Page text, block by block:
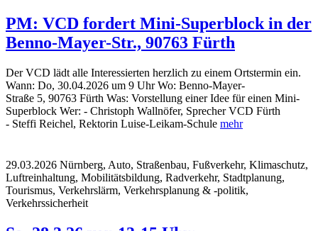
PM: VCD fordert Mini-Superblock in der
Benno-Mayer-Str., 90763 Fürth
Der VCD lädt alle Interessierten herzlich zu einem Ortstermin ein.
Wann: Do, 30.04.2026 um 9 Uhr Wo: Benno-Mayer-
Straße 5, 90763 Fürth Was: Vorstellung einer Idee für einen Mini-
Superblock Wer: - Christoph Wallnöfer, Sprecher VCD Fürth
- Steffi Reichel, Rektorin Luise-Leikam-Schule mehr
29.03.2026 Nürnberg, Auto, Straßenbau, Fußverkehr, Klimaschutz,
Luftreinhaltung, Mobilitätsbildung, Radverkehr, Stadtplanung,
Tourismus, Verkehrslärm, Verkehrsplanung & -politik,
Verkehrssicherheit